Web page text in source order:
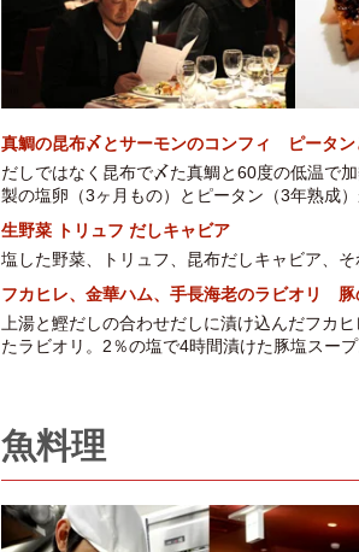
真鯛の昆布〆とサーモンのコンフィ ピータン
だしではなく昆布で〆た真鯛と60度の低温で
製の塩卵（3ヶ月もの）とピータン（3年熟成）
生野菜 トリュフ だしキャビア
塩した野菜、トリュフ、昆布だしキャビア、
フカヒレ、金華ハム、手長海老のラビオリ 豚
上湯と鰹だしの合わせだしに漬け込んだフカ
たラビオリ。2％の塩で4時間漬けた豚塩スー
魚料理